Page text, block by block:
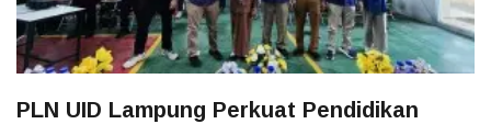
PLN UID Lampung Perkuat Pendidikan